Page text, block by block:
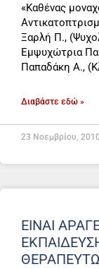
«Καθένας
Ξαρλή Π.,
Εμψυχώτρια
Παπαδάκη Α.,
Διαβάστε εδώ »
23 Νοεμβρίου, 2010
ΕΊΝΑΙ